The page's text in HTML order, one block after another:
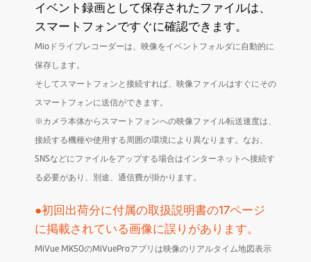
写真モード
自動電源オン
スマホアプリ MiVue™ Pro App
ファームウェアア
イベント録画として保存されたファイルは、
スマートフォンですぐに確認できます。
Mioドライブレコーダーは、映像をイベントフォルダに自動的に
保存します。
そしてスマートフォンと接続すれば、映像ファイルはすぐにその
スマートフォンに送信ができます。
※カメラ本体からスマートフォンへの映像ファイル転送速度は、
接続する機種や使用する周囲の環境により異なります。なお、
SNSなどにファイルをアップする場合はインターネットへ接続す
る必要があり、別途、通信費が掛かります。
●初回出荷分に付属の取扱説明書の17ページ
に掲載されている画像に誤りがあります。
MiVue MK50のMiVueProアプリは映像のリアルタイム地図表示